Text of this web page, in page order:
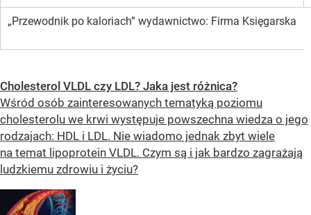
„Przewodnik po kaloriach” wydawnictwo: Firma Księgarska
Cholesterol VLDL czy LDL? Jaka jest różnica?
Wśród osób zainteresowanych tematyką poziomu
cholesterolu we krwi występuje powszechna wiedza o jego
rodzajach: HDL i LDL. Nie wiadomo jednak zbyt wiele
na temat lipoprotein VLDL. Czym są i jak bardzo zagrażają
ludzkiemu zdrowiu i życiu?